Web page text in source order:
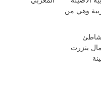
وهي من